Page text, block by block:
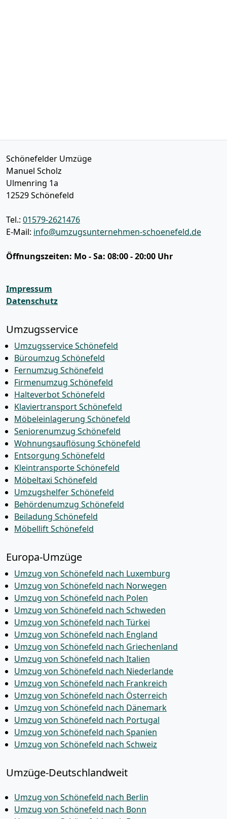
Schönefelder Umzüge
Manuel Scholz
Ulmenring 1a
12529Schönefeld
Tel.: 01579-2621476
E-Mail: info@umzugsunternehmen-schoenefeld.de
Öffnungszeiten: Mo - Sa: 08:00 - 20:00 Uhr
Impressum
Datenschutz
Umzugsservice
Umzugsservice Schönefeld
Büroumzug Schönefeld
Fernumzug Schönefeld
Firmenumzug Schönefeld
Halteverbot Schönefeld
Klaviertransport Schönefeld
Möbeleinlagerung Schönefeld
Seniorenumzug Schönefeld
Wohnungsauflösung Schönefeld
Entsorgung Schönefeld
Kleintransporte Schönefeld
Möbeltaxi Schönefeld
Umzugshelfer Schönefeld
Behördenumzug Schönefeld
Beiladung Schönefeld
Möbellift Schönefeld
Europa-Umzüge
Umzug von Schönefeld nach Luxemburg
Umzug von Schönefeld nach Norwegen
Umzug von Schönefeld nach Polen
Umzug von Schönefeld nach Schweden
Umzug von Schönefeld nach Türkei
Umzug von Schönefeld nach England
Umzug von Schönefeld nach Griechenland
Umzug von Schönefeld nach Italien
Umzug von Schönefeld nach Niederlande
Umzug von Schönefeld nach Frankreich
Umzug von Schönefeld nach Österreich
Umzug von Schönefeld nach Dänemark
Umzug von Schönefeld nach Portugal
Umzug von Schönefeld nach Spanien
Umzug von Schönefeld nach Schweiz
Umzüge-Deutschlandweit
Umzug von Schönefeld nach Berlin
Umzug von Schönefeld nach Bonn